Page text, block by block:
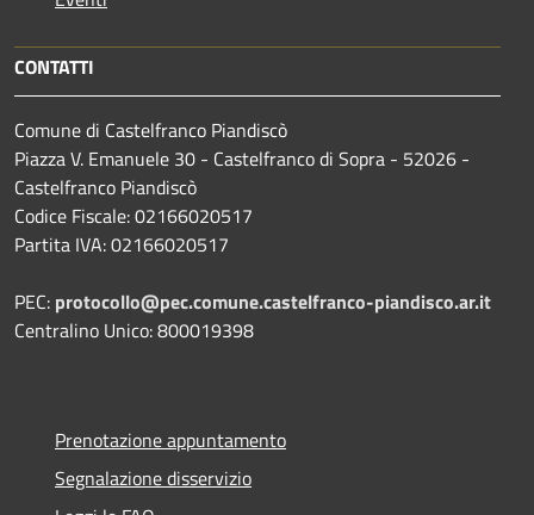
CONTATTI
Comune di Castelfranco Piandiscò
Piazza V. Emanuele 30 - Castelfranco di Sopra - 52026 -
Castelfranco Piandiscò
Codice Fiscale: 02166020517
Partita IVA: 02166020517
PEC: protocollo@pec.comune.castelfranco-piandisco.ar.it
Centralino Unico: 800019398
Prenotazione appuntamento
Segnalazione disservizio